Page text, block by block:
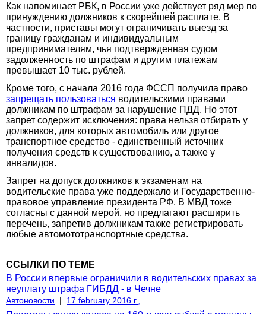
Как напоминает РБК, в России уже действует ряд мер по
принуждению должников к скорейшей расплате. В
частности, приставы могут ограничивать выезд за
границу гражданам и индивидуальным
предпринимателям, чья подтвержденная судом
задолженность по штрафам и другим платежам
превышает 10 тыс. рублей.
Кроме того, с начала 2016 года ФССП получила право
запрещать пользоваться водительскими правами
должникам по штрафам за нарушение ПДД. Но этот
запрет содержит исключения: права нельзя отбирать у
должников, для которых автомобиль или другое
транспортное средство - единственный источник
получения средств к существованию, а также у
инвалидов.
Запрет на допуск должников к экзаменам на
водительские права уже поддержало и Государственно-
правовое управление президента РФ. В МВД тоже
согласны с данной мерой, но предлагают расширить
перечень, запретив должникам также регистрировать
любые автомототранспортные средства.
ССЫЛКИ ПО ТЕМЕ
В России впервые ограничили в водительских правах за
неуплату штрафа ГИБДД - в Чечне
Автоновости | 17 february 2016 г.,